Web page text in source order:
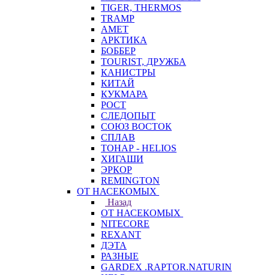
TIGER, THERMOS
TRAMP
АМЕТ
АРКТИКА
БОББЕР
TOURIST, ДРУЖБА
КАНИСТРЫ
КИТАЙ
КУКМАРА
РОСТ
СЛЕДОПЫТ
СОЮЗ ВОСТОК
СПЛАВ
ТОНАР - HELIOS
ХИГАШИ
ЭРКОР
REMINGTON
ОТ НАСЕКОМЫХ
Назад
ОТ НАСЕКОМЫХ
NITECORE
REXANT
ДЭТА
РАЗНЫЕ
GARDEX .RAPTOR.NATURIN